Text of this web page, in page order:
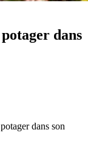
dans
dans son